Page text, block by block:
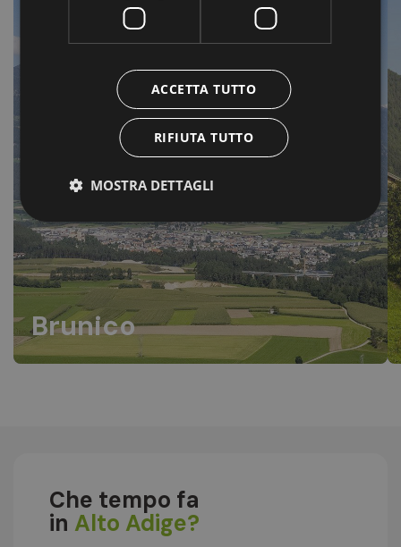
Brunico
Che tempo fa
in Alto Adige?
ACCETTA TUTTO
RIFIUTA TUTTO
MOSTRA DETTAGLI